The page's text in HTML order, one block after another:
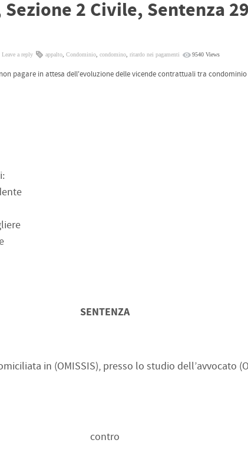
2 Civile, Sentenza
Leave a reply appalto Condominio condomino ritardo nei pagamenti 9540 Views
pagare in attesa dell'evoluzione delle vicende contrattuali tra
SENTENZA
in (OMISSIS), presso lo studio dell’avvocato
contro